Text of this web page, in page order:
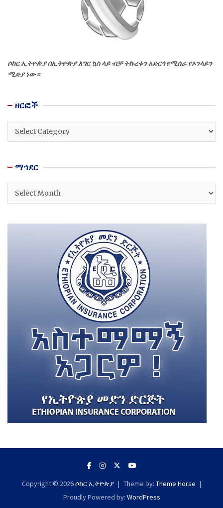
ሶከር ኢትዮጵያ በኢትዮጵያ እግር ኳስ ላይ ብቻ ትኩረቱን አድርጎ የሚሰራ የኦንላይን
ሚድያ ነው።
ዘርፎች
ዘርፎች
ማኅደር
ማኅደር
Copyright © 2026ሶከር ኢትዮጵያ Theme by: Theme Horse
Proudly Powered by: WordPress